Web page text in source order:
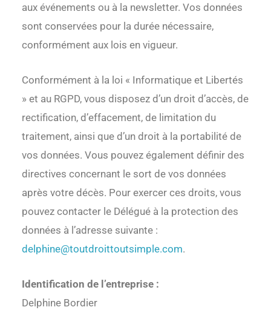
aux événements ou à la newsletter. Vos données
sont conservées pour la durée nécessaire,
conformément aux lois en vigueur.
Conformément à la loi « Informatique et Libertés
» et au RGPD, vous disposez d’un droit d’accès, de
rectification, d’effacement, de limitation du
traitement, ainsi que d’un droit à la portabilité de
vos données. Vous pouvez également définir des
directives concernant le sort de vos données
après votre décès. Pour exercer ces droits, vous
pouvez contacter le Délégué à la protection des
données à l’adresse suivante :
delphine@toutdroittoutsimple.com.
Identification de l’entreprise :
Delphine Bordier